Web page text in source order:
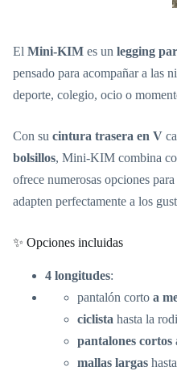
El Mini-KIM es un legging
pensado para acompañar a las
deporte, colegio, ocio o
Con su cintura trasera en V
bolsillos, Mini-KIM combina
ofrece numerosas opciones
adapten perfectamente a los
✨ Opciones incluidas
4 longitudes:
pantalón corto a
ciclista hasta la
pantalones cortos
mallas largas